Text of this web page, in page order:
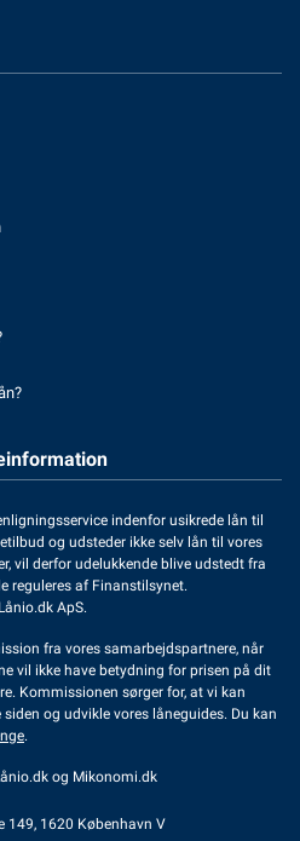
indenfor usikrede lån til
og udsteder ikke selv lån til vores
vil derfor udelukkende blive udstedt fra
reguleres af Finanstilsynet.
ApS.
fra vores samarbejdspartnere, når
vil ikke have betydning for prisen på dit
Kommissionen sørger for, at vi kan
og udvikle vores låneguides. Du kan
.
og Mikonomi.dk
149, 1620 København V